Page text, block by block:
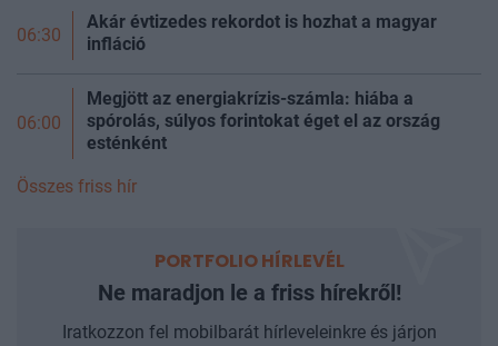
06:30
Akár évtizedes rekordot is hozhat a magyar
infláció
06:00
Megjött az energiakrízis-számla: hiába a
spórolás, súlyos forintokat éget el az ország
esténként
Összes friss hír
PORTFOLIO HÍRLEVÉL
Ne maradjon le a friss hírekről!
Iratkozzon fel mobilbarát hírleveleinkre és járjon